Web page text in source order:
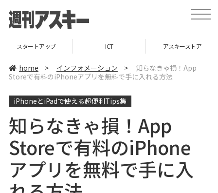
t
o
e
スタートアップ ICT アスキーストア
home > インフォメーション >
知らなきゃ損！App
Storeで有料のiPhoneアプリを無料で手に入れる方法
iPhoneとiPadで使える超便利Tips集
知らなきゃ損！App
Storeで有料のiPhone
アプリを無料で手に入